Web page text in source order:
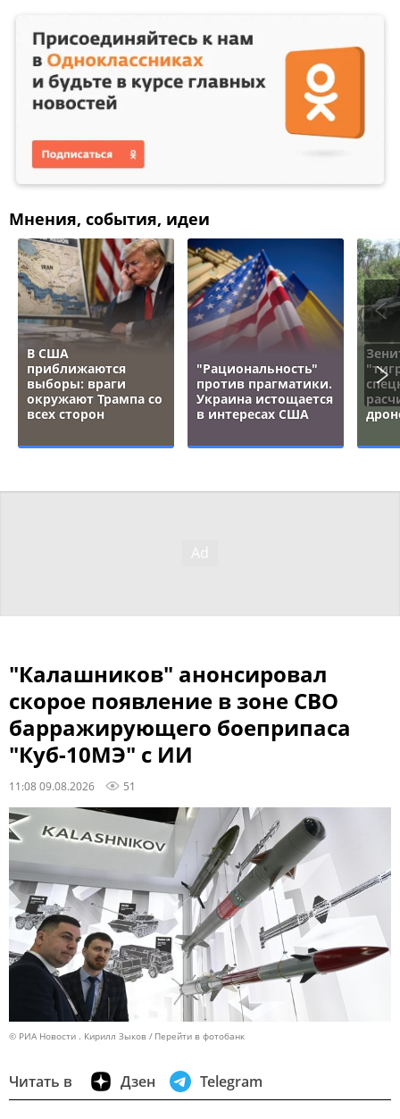
Мнения, события, идеи
В США
приближаются
выборы: враги
окружают Трампа со
всех сторон
"Рациональность"
против прагматики.
Украина истощается
в интересах США
"Калашников" анонсировал
скорое появление в зоне СВО
барражирующего боеприпаса
"Куб-10МЭ" с ИИ
11:08 09.08.2026 51
© РИА Новости . Кирилл Зыков Перейти в фотобанк
Читать в Дзен Telegram